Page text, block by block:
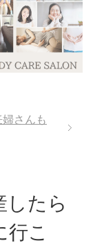
さんも
したら
こ